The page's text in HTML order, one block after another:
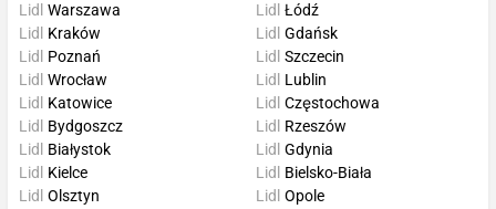
Lidl Warszawa
Lidl
Kraków
Lidl
Poznań
Lidl Wrocław
Lidl Łódź
Lidl Gdańsk
Lidl Szczecin
Lidl
Lublin
Lidl
Katowice
Lidl
Bydgoszcz
Lidl
Białystok
Lidl
Kielce
Lidl Częstochowa
Lidl
Rzeszów
Lidl Gdynia
Lidl
Bielsko-Biała
Lidl Olsztyn
Lidl Opole